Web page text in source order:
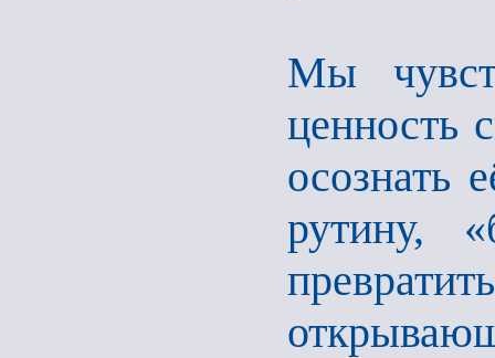
Мы
ценность
осознать
рутину,